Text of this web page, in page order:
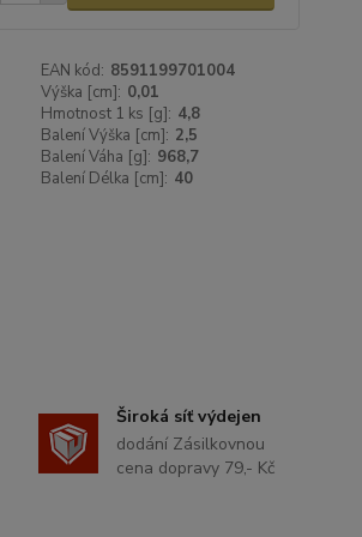
EAN kód: 8591199701004
Výška [cm]: 0,01
Hmotnost 1 ks [g]: 4,8
Balení Výška [cm]: 2,5
Balení Váha [g]: 968,7
Balení Délka [cm]: 40
Široká síť výdejen
dodání Zásilkovnou
cena dopravy 79,- Kč